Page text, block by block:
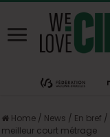
Home / News / En bref /
meilleur court métrage